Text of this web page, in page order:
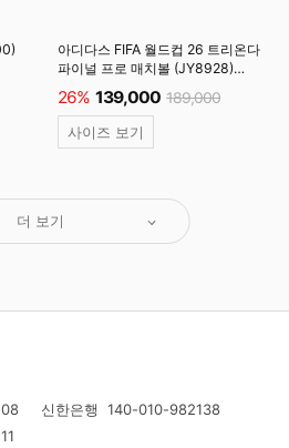
아디다스 FIFA 월드컵 26 트리온다
파이널 프로 매치볼 (JY8928)
26% 139,000 189,000
사이즈 보기
더 보기
신한은행 140-010-982138